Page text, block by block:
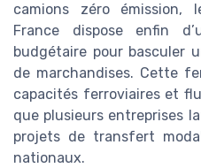
camions zéro émission,
France dispose enfin
budgétaire pour basculer
de marchandises. Cette
capacités ferroviaires et
que plusieurs entreprises
projets de transfert
nationaux.